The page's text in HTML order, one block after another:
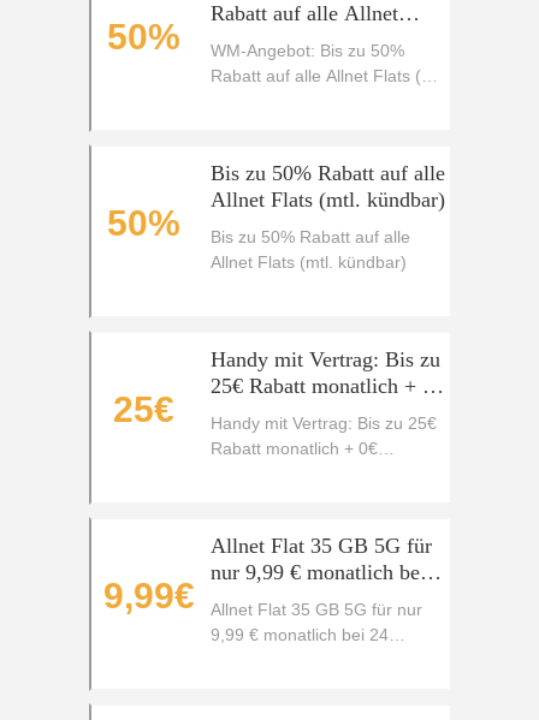
50%
Rabatt auf alle Allnet
Flats (70 GB - 150 GB)
WM-Angebot: Bis zu 50%
Rabatt auf alle Allnet Flats (70
50%
Bis zu 50% Rabatt auf alle
Allnet Flats (mtl. kündbar)
Bis zu 50% Rabatt auf alle
Allnet Flats (mtl. kündbar)
25€
Handy mit Vertrag: Bis zu
25€ Rabatt monatlich + 0€
Anschlusspreis
Handy mit Vertrag: Bis zu 25€
Rabatt monatlich + 0€
9,99€
Allnet Flat 35 GB 5G für
nur 9,99 € monatlich bei
24 Monaten Laufzeit
Allnet Flat 35 GB 5G für nur
9,99 € monatlich bei 24